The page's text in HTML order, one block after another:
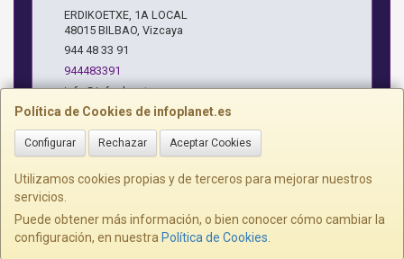
Política de Cookies de infoplanet.es
Configurar Rechazar Aceptar Cookies
Utilizamos cookies propias y de terceros para mejorar nuestros
servicios.
Puede obtener más información, o bien conocer cómo cambiar la
configuración, en nuestra Política de Cookies
ERDIKOETXE, 1A LOCAL
48015 BILBAO Vizcaya
944 48 33 91
944483391
info@infoplanet.es
Horario
10 A 14:15 H Y 17:15 A 19:30 H
, , , , España. - C.I.F.: B95075172 - Tfno: